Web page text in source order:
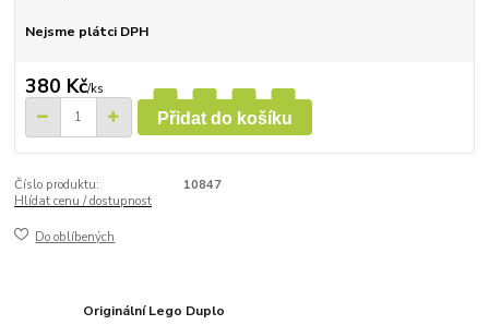
Nejsme plátci DPH
380 Kč/ks
Přidat do košíku
Číslo produktu:
10847
Hlídat cenu / dostupnost
Do oblíbených
Originální Lego Duplo